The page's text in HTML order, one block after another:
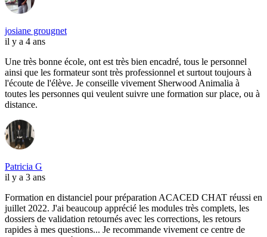
josiane grougnet
il y a 4 ans
Une très bonne école, ont est très bien encadré, tous le personnel
ainsi que les formateur sont très professionnel et surtout toujours à
l'écoute de l'élève. Je conseille vivement Sherwood Animalia à
toutes les personnes qui veulent suivre une formation sur place, ou à
distance.
Patricia G
il y a 3 ans
Formation en distanciel pour préparation ACACED CHAT réussi en
juillet 2022. J'ai beaucoup apprécié les modules très complets, les
dossiers de validation retournés avec les corrections, les retours
rapides à mes questions... Je recommande vivement ce centre de